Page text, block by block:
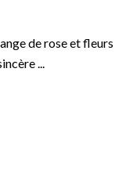
de rose et fleurs
...